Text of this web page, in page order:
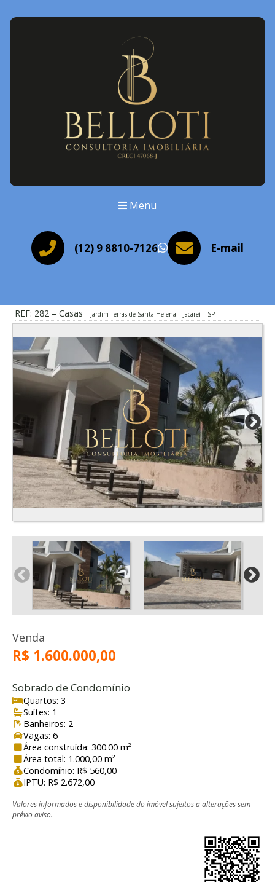
Menu
(12) 9 8810-7126 WhatsApp
E-mail
REF: 282 – Casas Jardim Terras de Santa Helena – Jacareí – SP
Venda
R$ 1.600.000,00
Sobrado de Condomínio
Quartos: 3
Suítes: 1
Banheiros: 2
Vagas: 6
Área construída: 300.00 m²
Área total: 1.000,00 m²
Condomínio: R$ 560,00
IPTU: R$ 2.672,00
Valores informados e disponibilidade do imóvel sujeitos a alterações sem
prévio aviso.